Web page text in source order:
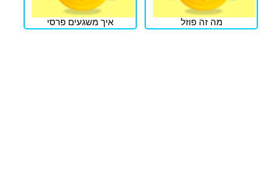
מה זה פוזל איך משגעים פרסי